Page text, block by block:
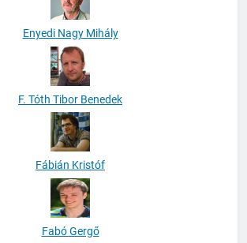
Enyedi Nagy Mihály
F. Tóth Tibor Benedek
Fábián Kristóf
Fabó Gergő